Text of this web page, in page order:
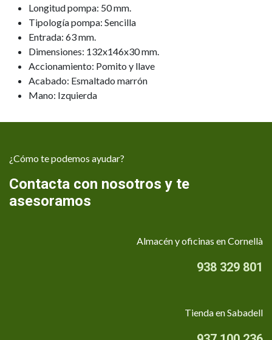
Longitud pompa: 50 mm.
Tipología pompa: Sencilla
Entrada: 63 mm.
Dimensiones: 132x146x30 mm.
Accionamiento: Pomito y llave
Acabado: Esmaltado marrón
Mano: Izquierda
¿Cómo te podemos ayudar?
Contacta con nosotros y te
asesoramos
Almacén y oficinas en Cornellà
938 329 801
Tienda en Sabadell